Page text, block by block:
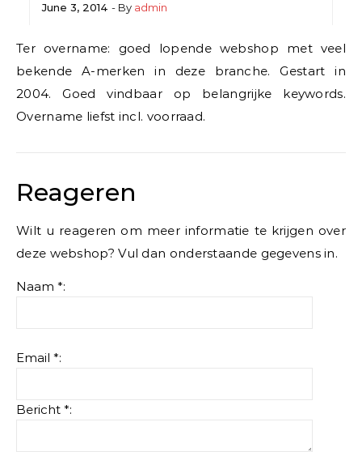
June 3, 2014 - By admin
Ter overname: goed lopende webshop met veel
bekende A-merken in deze branche. Gestart in
2004. Goed vindbaar op belangrijke keywords.
Overname liefst incl. voorraad.
Reageren
Wilt u reageren om meer informatie te krijgen over
deze webshop? Vul dan onderstaande gegevens in.
Naam *:
Email *:
Bericht *: